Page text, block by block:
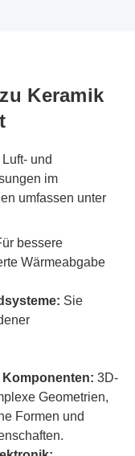
Keramik
und
im
umfassen unter
bessere
Wärmeabgabe
Sie
3D-
Geometrien,
Formen und